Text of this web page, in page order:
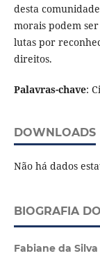
desta
morais podem
lutas por
direitos.
Palavras-chave:
DOWNLOADS
Não há dados
BIOGRAFIA
Fabiane da Silva